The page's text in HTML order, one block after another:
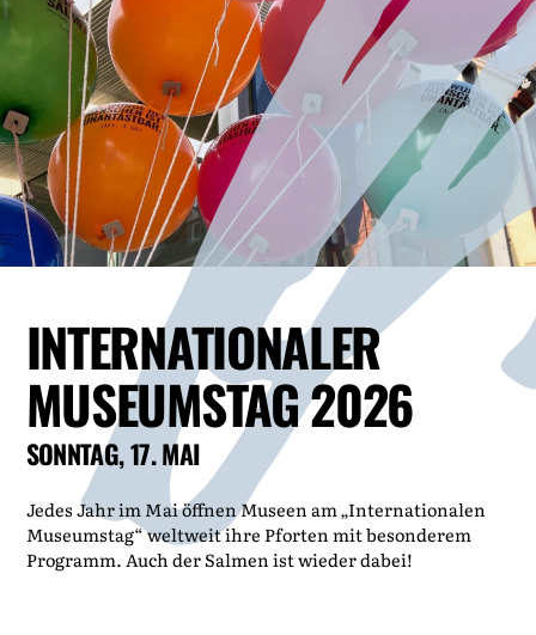
INTERNATIONALER
MUSEUMSTAG 2026
SONNTAG, 17. MAI
Jedes Jahr im Mai öffnen Museen am „Internationalen
Museumstag“ weltweit ihre Pforten mit besonderem
Programm. Auch der Salmen ist wieder dabei!